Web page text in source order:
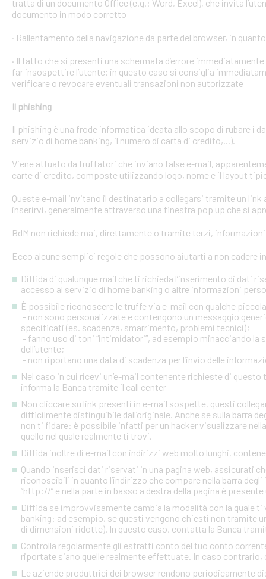
tratta di un documento Office (e.g.: Word, Excel), che invita
documento in modo corretto
· Rallentamento della navigazione da parte del browser, in
· Il fatto che si presenti una schermata d’errore
far insospettire l’utente; in questo caso si consiglia
verificare o revocare eventuali transazioni non autorizzate
Il phishing
Il phishing è una frode informatica ideata allo scopo di rubare i
servizio di home banking, il numero di carta di credito,...).
Viene attuato da truffatori che inviano false e-mail,
carte di credito, composte utilizzando logo, nome e il layout
Queste e-mail invitano il destinatario a collegarsi tramite un
inserirvi, generalmente attraverso una finestra pop up che si
BdM non richiede mai, direttamente o tramite terzi,
Ecco alcune semplici regole che possono aiutarti a non cadere
Diffida di qualunque mail che ti richieda l’inserimento di dati
accesso al servizio di home banking o altre informazioni
È possibile riconoscere le truffe via e-mail con qualche
- non sono personalizzate e contengono un messaggio
specificati (es. scadenza, smarrimento, problemi tecnici);
- fanno uso di toni “intimidatori”, ad esempio minacciando
dell’utente;
- non riportano una data di scadenza per l’invio delle
Nel caso in cui ricevi un’e-mail contenente richieste di
informa la Banca tramite il call center
Non cliccare su link presenti in e-mail sospette, questi
difficilmente distinguibile dall’originale. Anche se sulla barra
non ti fidare: è possibile infatti per un hacker visualizzare
quello nel quale realmente ti trovi.
Diffida inoltre di e-mail con indirizzi web molto lunghi,
Quando inserisci dati riservati in una pagina web, assicurati
riconoscibili in quanto l’indirizzo che compare nella barra
“http://” e nella parte in basso a destra della pagina è
Diffida se improvvisamente cambia la modalità con la quale
banking: ad esempio, se questi vengono chiesti non tramite
di dimensioni ridotte). In questo caso, contatta la Banca
Controlla regolarmente gli estratti conto del tuo conto
riportate siano quelle realmente effettuate. In caso
Le aziende produttrici dei browser rendono periodicamente